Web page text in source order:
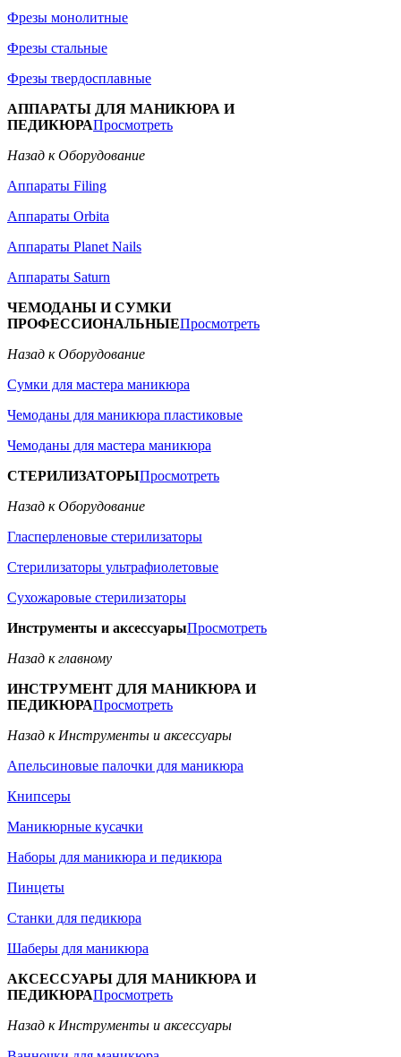
Фрезы монолитные
Фрезы стальные
Фрезы твердосплавные
АППАРАТЫ ДЛЯ МАНИКЮРА И
ПЕДИКЮРАПросмотреть
Назад к Оборудование
Аппараты Filing
Аппараты Orbita
Аппараты Planet Nails
Аппараты Saturn
ЧЕМОДАНЫ И СУМКИ
ПРОФЕССИОНАЛЬНЫЕПросмотреть
Назад к Оборудование
Сумки для мастера маникюра
Чемоданы для маникюра пластиковые
Чемоданы для мастера маникюра
СТЕРИЛИЗАТОРЫПросмотреть
Назад к Оборудование
Гласперленовые стерилизаторы
Стерилизаторы ультрафиолетовые
Сухожаровые стерилизаторы
Инструменты и аксессуарыПросмотреть
Назад к главному
ИНСТРУМЕНТ ДЛЯ МАНИКЮРА И
ПЕДИКЮРАПросмотреть
Назад к Инструменты и аксессуары
Апельсиновые палочки для маникюра
Книпсеры
Маникюрные кусачки
Наборы для маникюра и педикюра
Пинцеты
Станки для педикюра
Шаберы для маникюра
АКСЕССУАРЫ ДЛЯ МАНИКЮРА И
ПЕДИКЮРАПросмотреть
Назад к Инструменты и аксессуары